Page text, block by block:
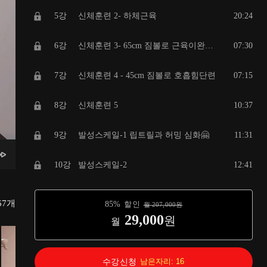
5강 신체훈련 2- 하체근육 20:24
6강 신체훈련 3- 65cm 짐볼로 근육이완단련 07:30
7강 신체훈련 4 - 45cm 짐볼로 호흡힘단련 07:15
8강 신체훈련 5 10:37
9강 발성스케일-1 립트릴과 허밍 심화🤗 11:31
10강 발성스케일-2 12:41
09:37
발성 스케일-4
09:06
85% 할인 월207,000원
월 29,000원
수강신청 남은자리: 16
개